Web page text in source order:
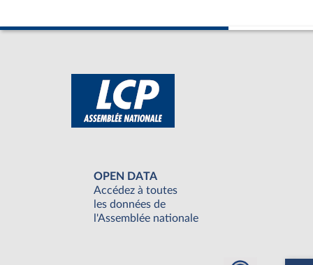
OPEN DATA
Accédez à toutes
les données de
l'Assemblée nationale